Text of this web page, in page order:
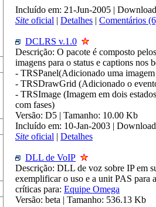
Incluído em: 21-Jun-2005 |
Site oficial | Detalhes | Comentários
DCLRS v.1.0
Descrição: O pacote é composto
imagens para o status e captions
- TRSPanel(Adicionado uma
- TRSDrawGrid (Adicionado o
- TRSImage (Imagem em dois
com fases)
Versão: D5 | Tamanho: 10.00 Kb
Incluído em: 10-Jan-2003 |
Site oficial | Detalhes
DLL de VoIP
Descrição: DLL de voz sobre IP em
exemplificar o uso e a unit PAS para
críticas para: Equipe Omega
Versão: beta | Tamanho: 536.13 Kb